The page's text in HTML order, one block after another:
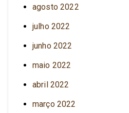
agosto 2022
julho 2022
junho 2022
maio 2022
abril 2022
março 2022